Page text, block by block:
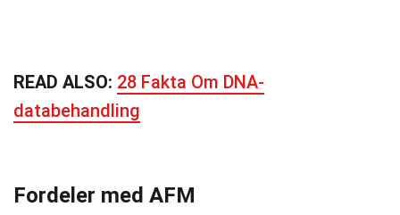
READ ALSO: 28 Fakta Om DNA-
databehandling
Fordeler med AFM